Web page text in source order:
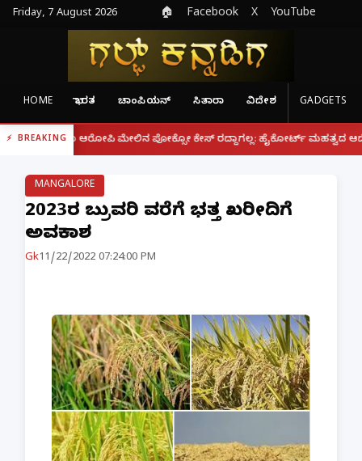
Friday, 7 August 2026 🏠 Facebook X YouTube
HOME ಭಾರತ ಚಾಂಪಿಯನ್ ಸಿತಾರಾ ವಿದೇಶ GADGETS
BREAKING
ಆರೋಪಿ ಮೇಲಿನ ಪೋಕ್ಸೋ ಕೇಸ್ ರದ್ದಾಗಲ್ಲ: ಹೈಕೋರ್ಟ್ ಮಹತ್ವದ ಆದೇಶ |
MANGALORE
2023ರ ಫೆಬ್ರುವರಿ ವರೆಗೆ ಭತ್ತ ಖರೀದಿಗೆ
ಅವಕಾಶ
Gk11/22/2022 07:24:00 PM